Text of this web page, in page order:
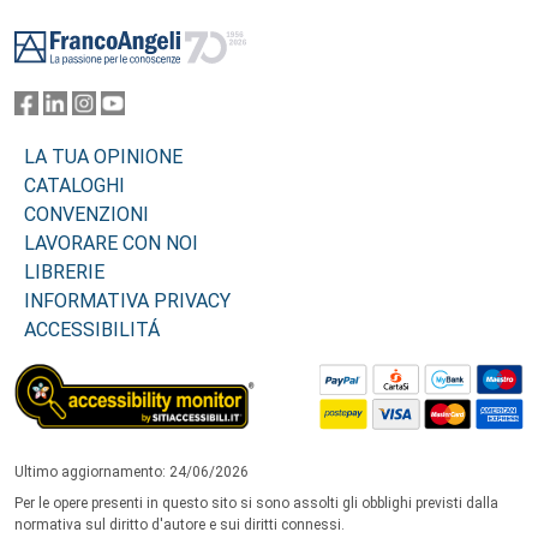
LA TUA OPINIONE
CATALOGHI
CONVENZIONI
LAVORARE CON NOI
LIBRERIE
INFORMATIVA PRIVACY
ACCESSIBILITÁ
Ultimo aggiornamento: 24/06/2026
Per le opere presenti in questo sito si sono assolti gli obblighi previsti dalla
normativa sul diritto d'autore e sui diritti connessi.